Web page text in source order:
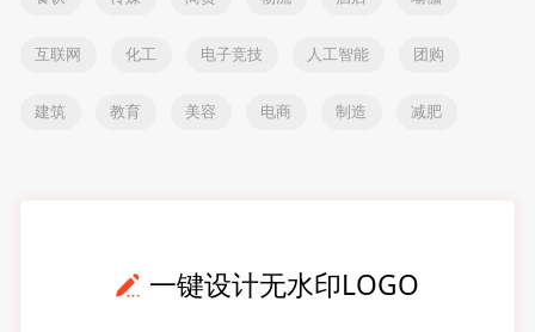
互联网 化工 电子竞技 人工智能 团购
建筑 教育 美容 电商 制造 减肥
一键设计无水印LOGO